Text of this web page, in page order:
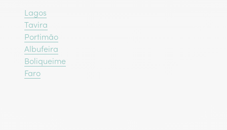
Lagos
Tavira
Portimão
Albufeira
Boliqueime
Faro